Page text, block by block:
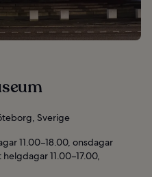
Sverige
11.00–18.00, onsdagar
11.00–17.00,